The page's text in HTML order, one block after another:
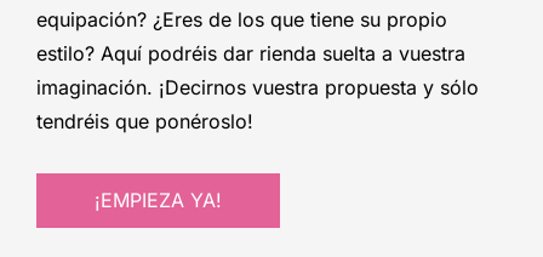
equipación? ¿Eres de los que tiene su propio
estilo? Aquí podréis dar rienda suelta a vuestra
imaginación. ¡Decirnos vuestra propuesta y sólo
tendréis que ponéroslo!
¡EMPIEZA YA!